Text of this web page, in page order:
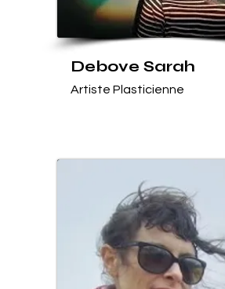
Debove Sarah
Artiste Plasticienne